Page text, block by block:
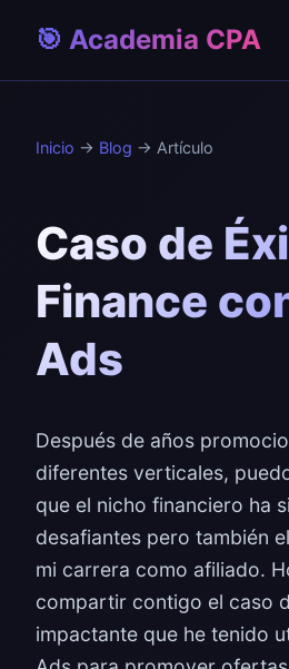
🎯 Academia CPA
Inicio → Blog → Artículo
Caso de
Finance
Ads
Después de años
diferentes verticales,
que el nicho financiero ha
desafiantes pero también
mi carrera como afiliado.
compartir contigo el caso
impactante que he tenido